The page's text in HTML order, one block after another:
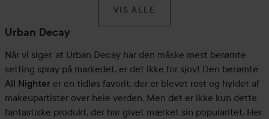
VIS ALLE
Urban Decay
Når vi siger, at Urban Decay har den måske mest berømte
setting spray på markedet, er det ikke for sjov! Den berømte
All Nighter er en tidløs favorit, der er blevet rost og hyldet af
makeupartister over hele verden. Men det er ikke kun dette
fantastiske produkt, der har givet mærket sin popularitet. Her